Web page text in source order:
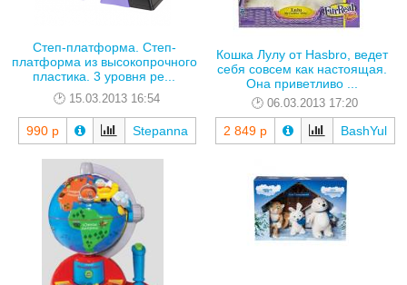
Степ-платформа. Степ-
платформа из высокопрочного
пластика. 3 уровня ре...
15.03.2013 16:54
990 р Stepanna
Кошка Лулу от Hasbro, ведет
себя совсем как настоящая.
Она приветливо ...
06.03.2013 17:20
2 849 р BashYul